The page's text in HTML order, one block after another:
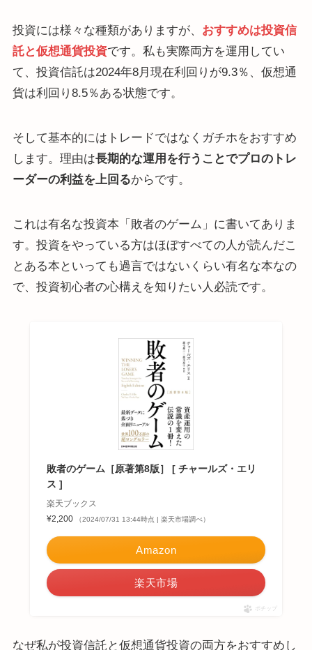
投資には様々な種類がありますが、 おすすめは投資信
託と仮想通貨投資です。私も実際両方を運用してい
て、投資信託は2024年8月現在利回りが9.3％、仮想通
貨は利回り8.5％ある状態です。
そして基本的にはトレードではなくガチホをおすすめ
します。理由は長期的な運用を行うことでプロのトレ
ーダーの利益を上回るからです。
これは有名な投資本「敗者のゲーム」に書いてありま
す。投資をやっている方はほぼすべての人が読んだこ
とある本といっても過言ではないくらい有名な本なの
で、投資初心者の心構えを知りたい人必読です。
敗者のゲーム［原著第8版］ [ チャールズ・エリ
ス ]
楽天ブックス
¥2,200
（2024/07/31 13:44時点 | 楽天市場調べ）
Amazon
楽天市場
ポチップ
なぜ私が投資信託と仮想通貨投資の両方をおすすめし